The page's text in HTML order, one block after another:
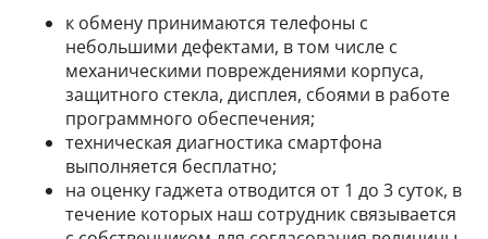
к обмену принимаются телефоны с
небольшими дефектами, в том числе с
механическими повреждениями корпуса,
защитного стекла, дисплея, сбоями в работе
программного обеспечения;
техническая диагностика смартфона
выполняется бесплатно;
на оценку гаджета отводится от 1 до 3 суток, в
течение которых наш сотрудник связывается